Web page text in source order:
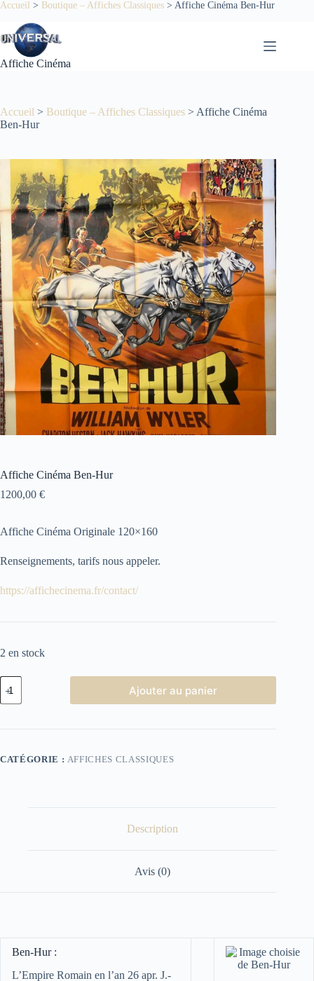
Passer
contenu
Accueil > Boutique – Affiches Classiques > Affiche Cinéma Ben-Hur
Affiche Cinéma
Accueil > Boutique – Affiches Classiques > Affiche Cinéma
Ben-Hur
Affiche Cinéma Ben-Hur
1200,00 €
Affiche Cinéma Originale 120×160
Renseignements, tarifs nous appeler.
https://affichecinema.fr/contact/
2 en stock
quantité
de
Affiche
Ben-
Ajouter au panier
CATÉGORIE : AFFICHES CLASSIQUES
Description
Avis (0)
Ben-Hur :
L’Empire Romain en l’an 26 apr. J.-